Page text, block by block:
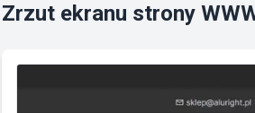
Zrzut ekranu strony